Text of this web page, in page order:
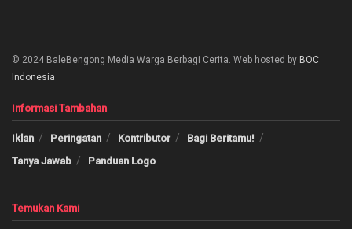
© 2024 BaleBengong Media Warga Berbagi Cerita. Web hosted by BOC
Indonesia
Informasi Tambahan
Iklan Peringatan Kontributor
Bagi Beritamu!
Tanya Jawab
Panduan Logo
Temukan Kami